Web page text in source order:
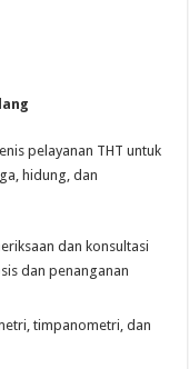
pelayanan THT untuk
hidung, dan
dan konsultasi
dan penanganan
timpanometri, dan